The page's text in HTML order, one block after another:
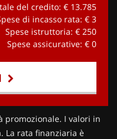
del credito: € 13.785
di incasso rata: € 3
Spese istruttoria: € 250
Spese assicurative: € 0
promozionale. I valori in
La rata finanziaria è